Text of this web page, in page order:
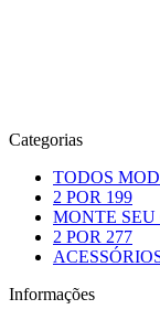
Categorias
TODOS
2 POR 199
MONTE SEU
2 POR 277
Informações